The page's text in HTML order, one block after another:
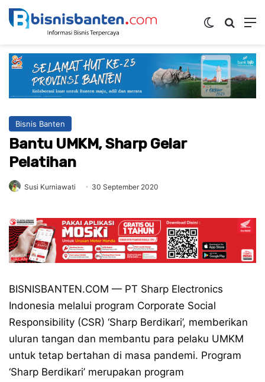
Switch skin
Bisnis Banten
Bantu UMKM, Sharp Gelar
Pelatihan
Susi Kurniawati 30 September 2020
BISNISBANTEN.COM — PT Sharp Electronics
Indonesia melalui program Corporate Social
Responsibility (CSR) ‘Sharp Berdikari’, memberikan
uluran tangan dan membantu para pelaku UMKM
untuk tetap bertahan di masa pandemi. Program
‘Sharp Berdikari’ merupakan program